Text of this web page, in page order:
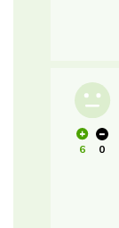
6 0